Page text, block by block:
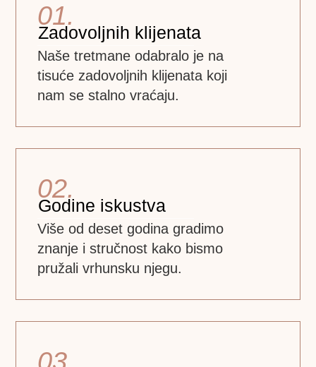
01.
Zadovoljnih klijenata
Naše tretmane odabralo je na
tisuće zadovoljnih klijenata koji
nam se stalno vraćaju.
02.
Godine iskustva
Više od deset godina gradimo
znanje i stručnost kako bismo
pružali vrhunsku njegu.